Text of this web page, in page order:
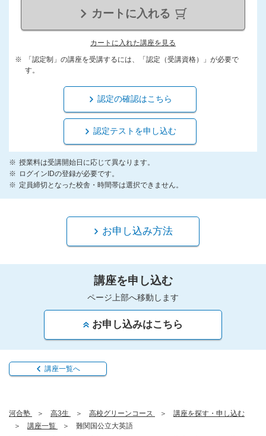
カートに入れる
カートに入れた講座を見る
「認定制」の講座を受講するには、「認定（受講資格）」が必要で
す。
認定の確認はこちら
認定テストを申し込む
授業料は受講開始日に応じて異なります。
ログインIDの登録が必要です。
定員締切となった校舎・時間帯は選択できません。
お申し込み方法
講座を申し込む
ページ上部へ移動します
お申し込みはこちら
講座一覧へ
河合塾 高3生 高校グリーンコース
講座を探す・申し込む
講座一覧
難関国公立大英語